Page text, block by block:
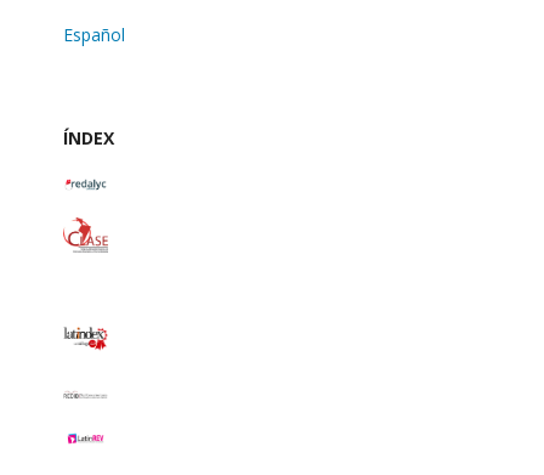
Español
ÍNDEX